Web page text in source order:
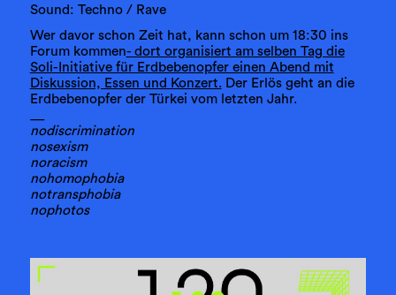
Sound: Techno / Rave
Wer davor schon Zeit hat, kann schon um 18:30 ins
Forum kommen- dort organisiert am selben Tag die
Soli-Initiative für Erdbebenopfer einen Abend mit
Diskussion, Essen und Konzert. Der Erlös geht an die
Erdbebenopfer der Türkei vom letzten Jahr.
nodiscrimination
nosexism
noracism
nohomophobia
notransphobia
nophotos